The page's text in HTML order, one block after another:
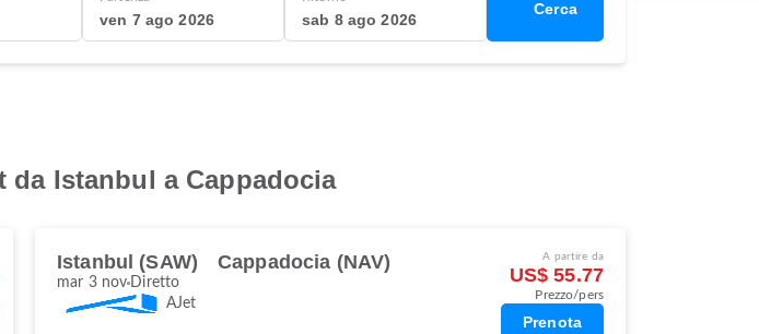
ven 7 ago 2026 sab 8 ago 2026
Cerca
Istanbul a Cappadocia
Istanbul (SAW) Cappadocia (NAV)
mar 3 nov Diretto
AJet
A partire da
US$ 55.77
Prezzo/pers
Prenota